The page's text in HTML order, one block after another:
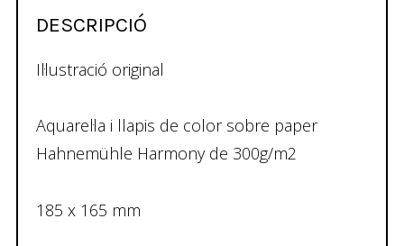
DESCRIPCIÓ
Il·lustració original
Aquarel·la i llapis de color sobre paper
Hahnemühle Harmony de 300g/m2
185 x 165 mm